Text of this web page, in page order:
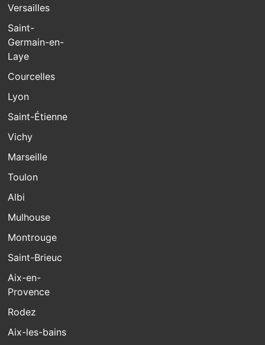
Versailles
Saint-
Germain-en-
Laye
Courcelles
Lyon
Saint-Étienne
Vichy
Marseille
Toulon
Albi
Mulhouse
Montrouge
Saint-Brieuc
Aix-en-
Provence
Rodez
Aix-les-bains